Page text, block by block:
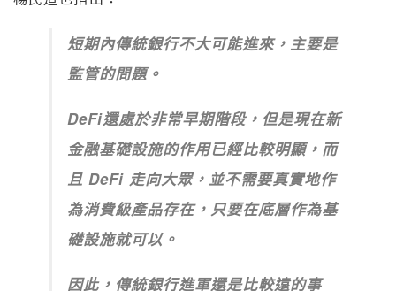
短期內傳統銀行不大可能進來，主要是
監管的問題。
DeFi還處於非常早期階段，但是現在新
金融基礎設施的作用已經比較明顯，而
且 DeFi 走向大眾，並不需要真實地作
為消費級產品存在，只要在底層作為基
礎設施就可以。
因此，傳統銀行進軍還是比較遠的事